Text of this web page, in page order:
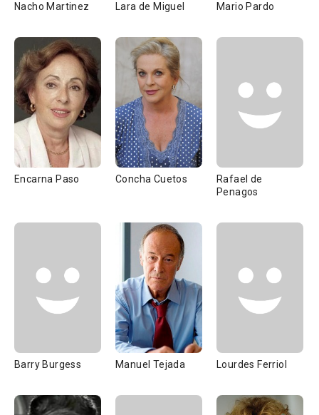
Nacho Martinez Lara de Miguel Mario Pardo
Encarna Paso Concha Cuetos
Rafael de
Penagos
Barry Burgess Manuel Tejada Lourdes Ferriol